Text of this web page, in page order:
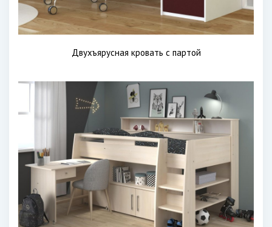
Двухъярусная кровать с партой